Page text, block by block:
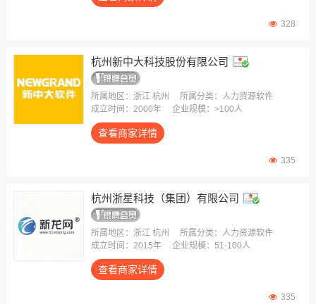
328
杭州新中大科技股份有限公司
所属地区：浙江 杭州
所属分类：人力资源软件
成立时间：2000年
企业规模：>100人
查看商家详情
335
杭州浙星科技（集团）有限公司
所属地区：浙江 杭州
所属分类：人力资源软件
成立时间：2015年
企业规模：51-100人
查看商家详情
335